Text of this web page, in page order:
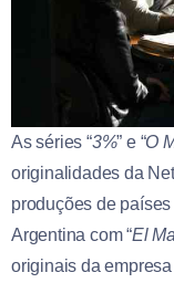
As séries “3%” e “O
originalidades da
produções de
Argentina com “El
originais da